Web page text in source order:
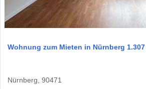
Wohnung zum Mieten in Nürnberg 1.307
Nürnberg, 90471